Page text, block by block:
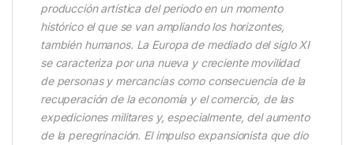
producción artística del periodo en un momento
histórico el que se van ampliando los horizontes,
también humanos. La Europa de mediado del siglo XI
se caracteriza por una nueva y creciente movilidad
de personas y mercancías como consecuencia de la
recuperación de la economía y el comercio, de las
expediciones militares y, especialmente, del aumento
de la peregrinación. El impulso expansionista que dio